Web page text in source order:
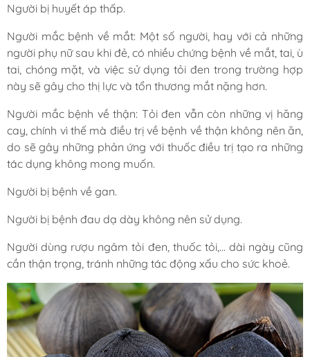
Người bị huyết áp thấp.
Người mắc bệnh về mắt: Một số người, hay với cả những
người phụ nữ sau khi đẻ, có nhiều chứng bệnh về mắt, tai, ù
tai, chóng mặt, và việc sử dụng tỏi đen trong trường hợp
này sẽ gây cho thị lực và tổn thương mắt nặng hơn.
Người mắc bệnh về thận: Tỏi đen vẫn còn những vị hăng
cay, chính vì thế mà điều trị về bệnh về thận không nên ăn,
do sẽ gây những phản ứng với thuốc điều trị tạo ra những
tác dụng không mong muốn.
Người bị bệnh về gan.
Người bị bệnh đau dạ dày không nên sử dụng.
Người dùng rượu ngâm tỏi đen, thuốc tỏi,... dài ngày cũng
cần thận trọng, tránh những tác động xấu cho sức khoẻ.